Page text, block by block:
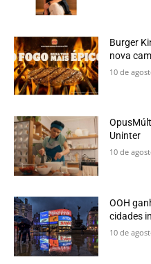
Burger
nova
10 de
Uninter
10 de
OOH
cidades
10 de